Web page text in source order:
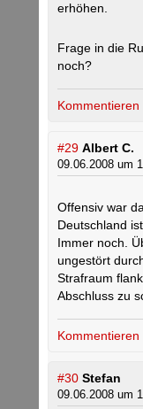
erhöhen.
Frage in die
noch?
Kommentieren
#29 Albert C.
09.06.2008 um
Offensiv war
Deutschland
Immer noch.
ungestört
Strafraum
Abschluss zu
Kommentieren
#30 Stefan
09.06.2008 um